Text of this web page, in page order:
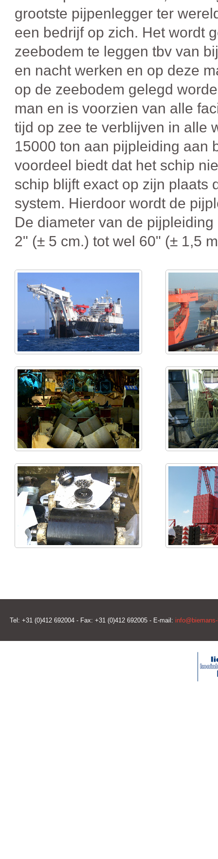
grootste pijpenlegger ter
een bedrijf op zich. Het wordt
zeebodem te leggen tbv van
en nacht werken en op deze
op de zeebodem gelegd
man en is voorzien van alle
tijd op zee te verblijven in alle
15000 ton aan pijpleiding aan
voordeel biedt dat het schip
schip blijft exact op zijn plaats
system. Hierdoor wordt de
De diameter van de
2" (± 5 cm.) tot wel 60" (± 1,5
Tel: +31 (0)412 692004 - Fax: +31 (0)412 692005 - E-mail: